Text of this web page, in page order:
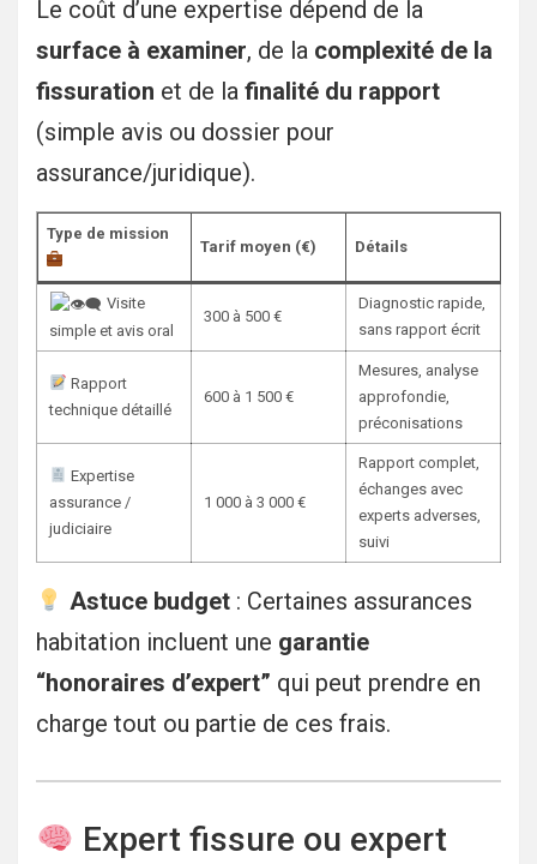
Le coût d’une expertise dépend de la
surface à examiner, de la complexité de la
fissuration et de la finalité du rapport
(simple avis ou dossier pour
assurance/juridique).
Type de mission
Tarif moyen (€) Détails
Visite
simple et avis oral
300 à 500 €
Diagnostic rapide,
sans rapport écrit
Rapport
technique détaillé
600 à 1 500 €
Mesures, analyse
approfondie,
préconisations
Expertise
assurance /
judiciaire
1 000 à 3 000 €
Rapport complet,
échanges avec
experts adverses,
suivi
Astuce budget: Certaines assurances
habitation incluent une garantie
“honoraires d’expert” qui peut prendre en
charge tout ou partie de ces frais.
Expert fissure ou expert